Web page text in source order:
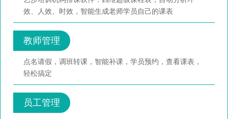
效、人效、时效，智能生成老师学员自己的课表
教师管理
点名请假，调班转课，智能补课，学员预约，查看课表，
轻松搞定
员工管理